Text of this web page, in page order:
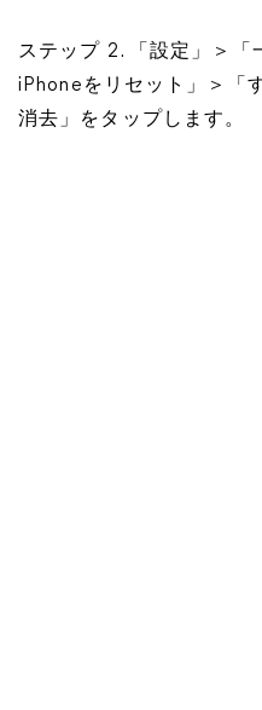
ステップ 2. 「設定」＞「
iPhoneをリセット」＞「
消去」をタップします。